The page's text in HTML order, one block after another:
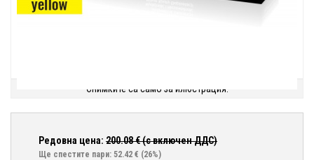
Снимките са само за илюстрация.
Редовна цена: 200.08€ (с включен ДДС)
Ще спестите пари: 52.42 € (26%)